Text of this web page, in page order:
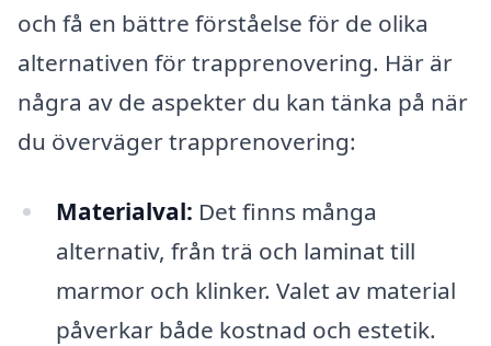
och få en bättre förståelse för de olika
alternativen för trapprenovering. Här är
några av de aspekter du kan tänka på när
du överväger trapprenovering:
Materialval: Det finns många
alternativ, från trä och laminat till
marmor och klinker. Valet av material
påverkar både kostnad och estetik.